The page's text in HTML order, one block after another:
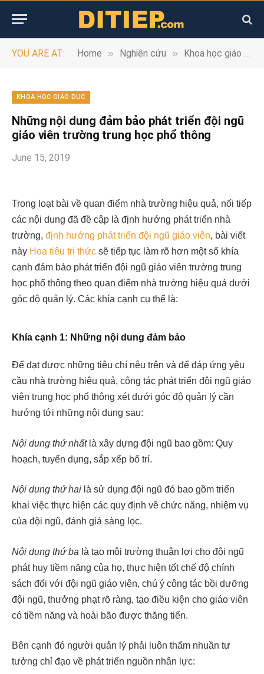
YOU ARE AT: Home » Nghiên cứu » Khoa học giáo dục
KHOA HỌC GIÁO DỤC
Những nội dung đảm bảo phát triển đội ngũ
giáo viên trường trung học phổ thông
June 15, 2019
Trong loạt bài về quan điểm nhà trường hiệu quả, nối tiếp
các nội dung đã đề cập là định hướng phát triển nhà
trường, định hướng phát triển đội ngũ giáo viên, bài viết
này Hoa tiêu tri thức sẽ tiếp tục làm rõ hơn một số khía
cạnh đảm bảo phát triển đội ngũ giáo viên trường trung
học phổ thông theo quan điểm nhà trường hiệu quả dưới
góc độ quản lý. Các khía cạnh cụ thể là:
Khía cạnh 1: Những nội dung đảm bảo
Để đạt được những tiêu chí nêu trên và để đáp ứng yêu
cầu nhà trường hiệu quả, công tác phát triển đội ngũ giáo
viên trung học phổ thông xét dưới góc độ quản lý cần
hướng tới những nội dung sau:
Nội dung thứ nhấtlà xây dựng đội ngũ bao gồm: Quy
hoạch, tuyển dụng, sắp xếp bố trí.
Nội dung thứ hai là sử dụng đội ngũ đó bao gồm triển
khai việc thực hiện các quy định về chức năng, nhiệm vụ
của đội ngũ, đánh giá sàng lọc.
Nội dung thứ ba là tạo môi trường thuận lợi cho đội ngũ
phát huy tiềm năng của họ, thực hiện tốt chế độ chính
sách đối với đội ngũ giáo viên, chú ý công tác bồi dưỡng
đội ngũ, thưởng phạt rõ ràng, tạo điều kiện cho giáo viên
có tiềm năng và hoài bão được thăng tiến.
Bên cạnh đó người quản lý phải luôn thấm nhuần tư
tưởng chỉ đạo về phát triển nguồn nhân lực: